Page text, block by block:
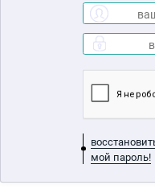
мой пароль!